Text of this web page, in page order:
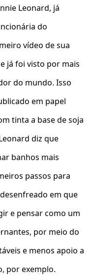
Leonard, já
do
vídeo de sua
já foi visto por mais
do mundo. Isso
em papel
tinta a base de soja
diz que
banhos mais
passos para
em que
e pensar como um
por meio do
e menos apoio a
por exemplo.